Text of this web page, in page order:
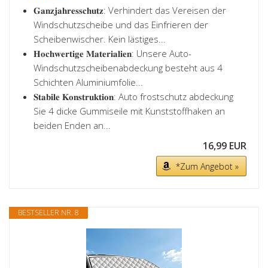
𝐆𝐚𝐧𝐳𝐣𝐚𝐡𝐫𝐞𝐬𝐬𝐜𝐡𝐮𝐭𝐳: Verhindert das Vereisen der
Windschutzscheibe und das Einfrieren der
Scheibenwischer. Kein lästiges...
𝐇𝐨𝐜𝐡𝐰𝐞𝐫𝐭𝐢𝐠𝐞 𝐌𝐚𝐭𝐞𝐫𝐢𝐚𝐥𝐢𝐞𝐧: Unsere Auto-
Windschutzscheibenabdeckung besteht aus 4
Schichten Aluminiumfolie...
𝐒𝐭𝐚𝐛𝐢𝐥𝐞 𝐊𝐨𝐧𝐬𝐭𝐫𝐮𝐤𝐭𝐢𝐨𝐧: Auto frostschutz abdeckung
Sie 4 dicke Gummiseile mit Kunststoffhaken an
beiden Enden an...
16,99 EUR
*Zum Angebot »
BESTSELLER NR. 8